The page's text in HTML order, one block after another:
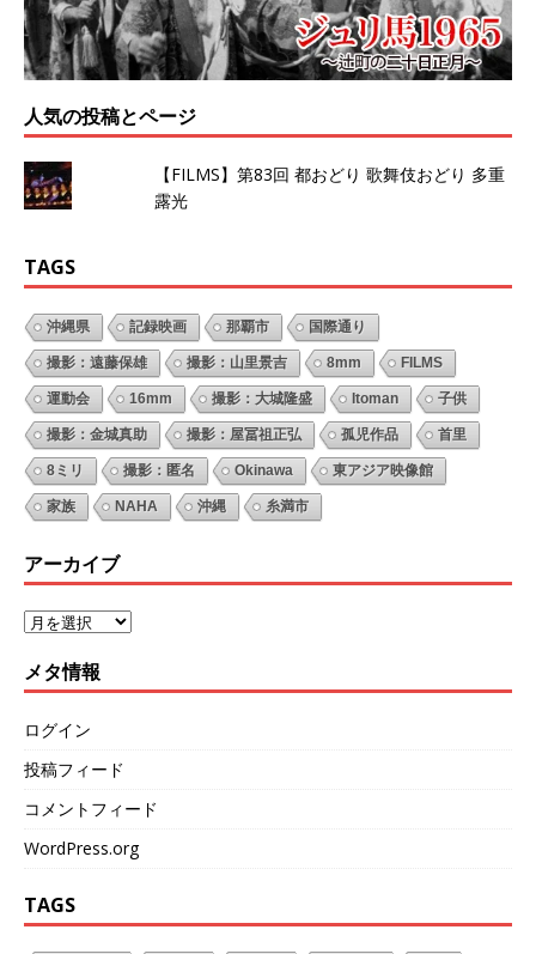
人気の投稿とページ
【FILMS】第83回 都おどり 歌舞伎おどり 多重
露光
TAGS
沖縄県 記録映画 那覇市 国際通り
撮影：遠藤保雄 撮影：山里景吉 8mm FILMS
運動会 16mm 撮影：大城隆盛 Itoman 子供
撮影：金城真助 撮影：屋冨祖正弘 孤児作品 首里
8ミリ 撮影：匿名 Okinawa 東アジア映像館
家族 NAHA 沖縄 糸満市
アーカイブ
メタ情報
ログイン
投稿フィード
コメントフィード
WordPress.org
TAGS